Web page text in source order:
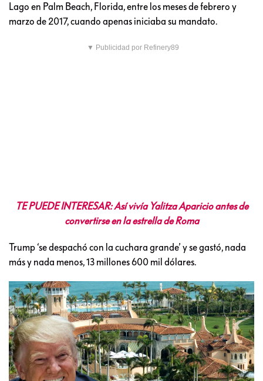
Lago en Palm Beach, Florida, entre los meses de febrero y
marzo de 2017, cuando apenas iniciaba su mandato.
▼ Publicidad por Refinery89
TE PUEDE INTERESAR: Así vivía Yalitza Aparicio antes de
convertirse en la estrella de Roma
Trump ‘se despachó con la cuchara grande’ y se gastó, nada
más y nada menos, 13 millones 600 mil dólares.